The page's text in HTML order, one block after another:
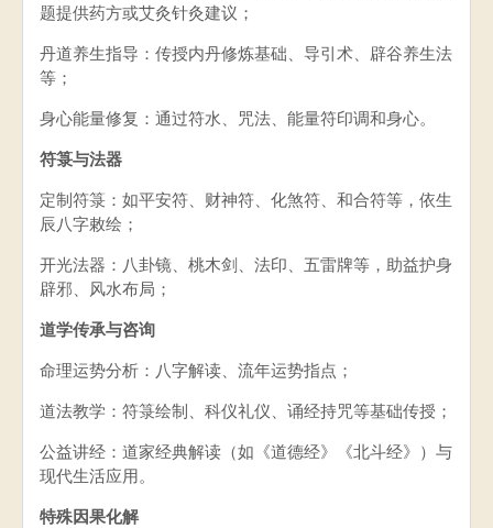
题提供药方或艾灸针灸建议；
丹道养生指导：传授内丹修炼基础、导引术、辟谷养生法
等；
身心能量修复：通过符水、咒法、能量符印调和身心。
符箓与法器
定制符箓：如平安符、财神符、化煞符、和合符等，依生
辰八字敕绘；
开光法器：八卦镜、桃木剑、法印、五雷牌等，助益护身
辟邪、风水布局；
道学传承与咨询
命理运势分析：八字解读、流年运势指点；
道法教学：符箓绘制、科仪礼仪、诵经持咒等基础传授；
公益讲经：道家经典解读（如《道德经》《北斗经》）与
现代生活应用。
特殊因果化解